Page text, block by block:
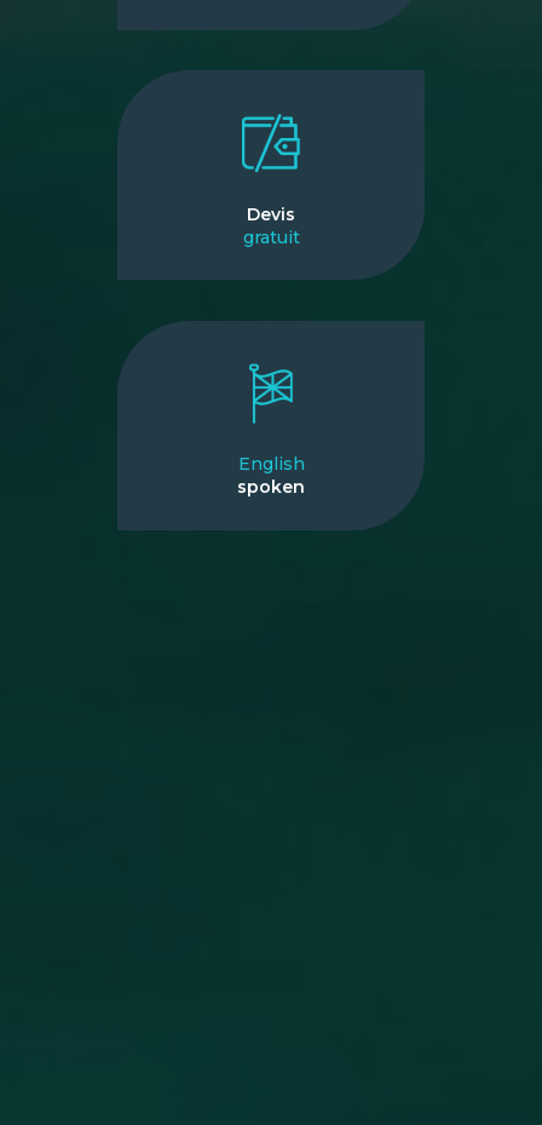
Devis
gratuit
English
spoken